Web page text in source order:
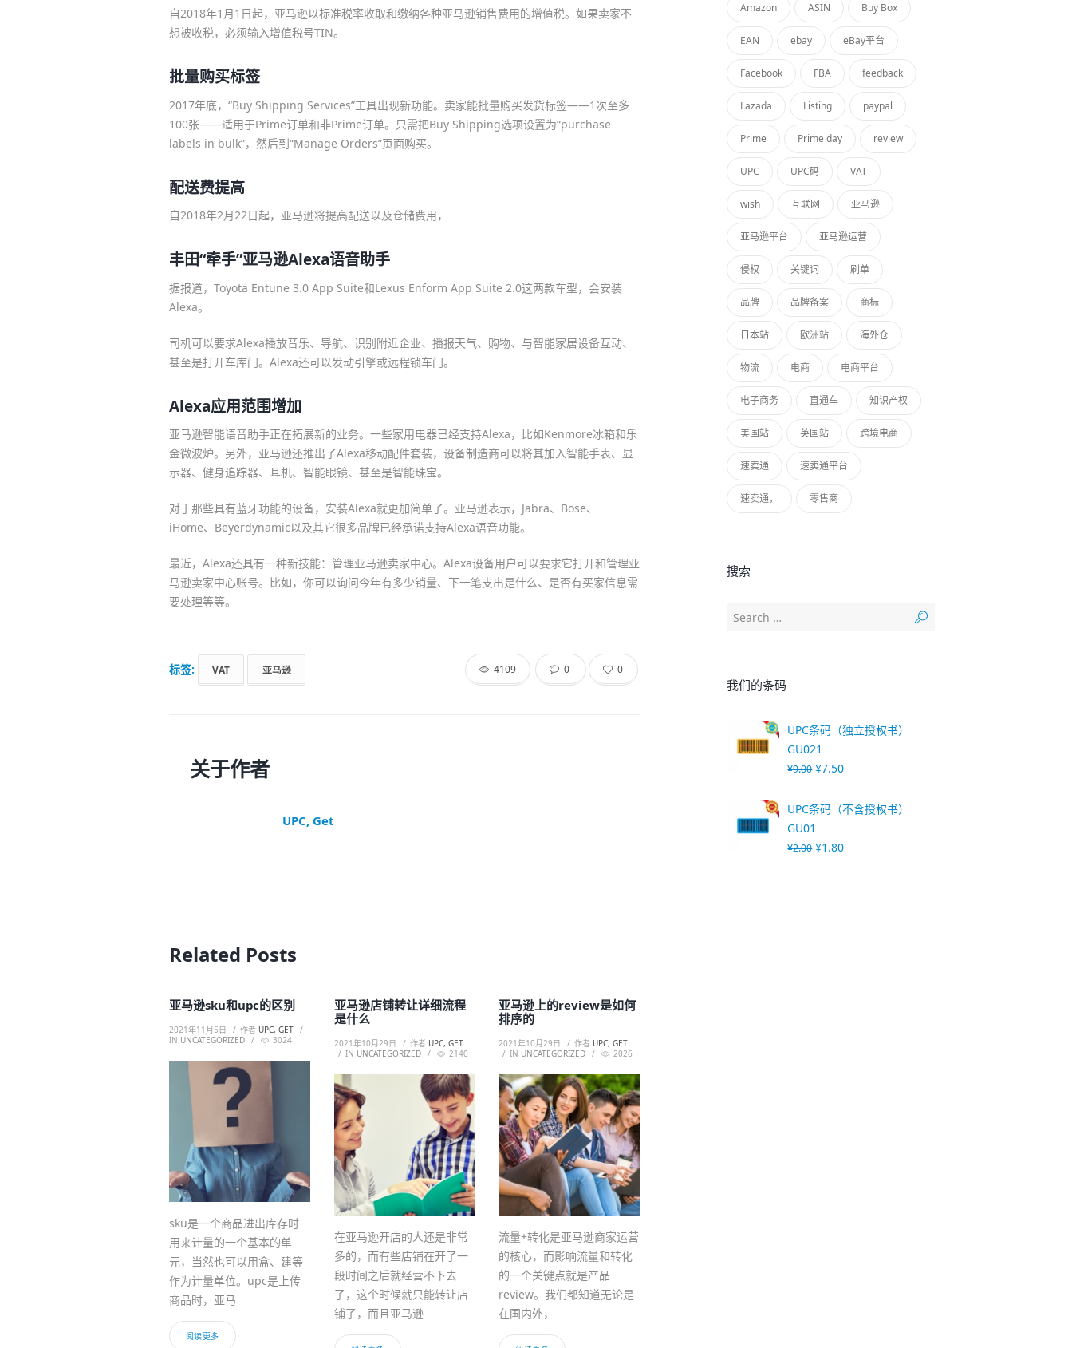
自2018年1月1日起，亚马逊以标准税率收取和缴纳各种亚马逊销售费用的增值税。如果卖家不
想被收税，必须输入增值税号TIN。
批量购买标签
2017年底，“Buy Shipping Services”工具出现新功能。卖家能批量购买发货标签——1次至多
100张——适用于Prime订单和非Prime订单。只需把Buy Shipping选项设置为“purchase
labels in bulk”，然后到“Manage Orders”页面购买。
配送费提高
自2018年2月22日起，亚马逊将提高配送以及仓储费用，
丰田“牵手”亚马逊Alexa语音助手
据报道，Toyota Entune 3.0 App Suite和Lexus Enform App Suite 2.0这两款车型，会安装
Alexa。
司机可以要求Alexa播放音乐、导航、识别附近企业、播报天气、购物、与智能家居设备互动、
甚至是打开车库门。Alexa还可以发动引擎或远程锁车门。
Alexa应用范围增加
亚马逊智能语音助手正在拓展新的业务。一些家用电器已经支持Alexa，比如Kenmore冰箱和乐
金微波炉。另外，亚马逊还推出了Alexa移动配件套装，设备制造商可以将其加入智能手表、显
示器、健身追踪器、耳机、智能眼镜、甚至是智能珠宝。
对于那些具有蓝牙功能的设备，安装Alexa就更加简单了。亚马逊表示，Jabra、Bose、
iHome、Beyerdynamic以及其它很多品牌已经承诺支持Alexa语音功能。
最近，Alexa还具有一种新技能：管理亚马逊卖家中心。Alexa设备用户可以要求它打开和管理亚
马逊卖家中心账号。比如，你可以询问今年有多少销量、下一笔支出是什么、是否有买家信息需
要处理等等。
标签: VAT 亚马逊 4109 0 0
关于作者
UPC, Get
Related Posts
亚马逊sku和upc的区别
2021年11月5日 作者 UPC, GET
IN UNCATEGORIZED 3024
sku是一个商品进出库存时
用来计量的一个基本的单
元，当然也可以用盒、建等
作为计量单位。upc是上传
商品时，亚马
阅读更多
亚马逊店铺转让详细流程
是什么
2021年10月29日 作者 UPC, GET
IN UNCATEGORIZED 2140
在亚马逊开店的人还是非常
多的，而有些店铺在开了一
段时间之后就经营不下去
了，这个时候就只能转让店
铺了，而且亚马逊
亚马逊上的review是如何
排序的
2021年10月29日 作者 UPC, GET
IN UNCATEGORIZED 2026
流量+转化是亚马逊商家运营
的核心，而影响流量和转化
的一个关键点就是产品
review。我们都知道无论是
在国内外，
Amazon ASIN Buy Box
EAN ebay eBay平台
Facebook FBA feedback
Lazada Listing paypal
Prime Prime day review
UPC UPC码 VAT
wish 互联网 亚马逊
亚马逊平台 亚马逊运营
侵权 关键词 刷单
品牌 品牌备案 商标
日本站 欧洲站 海外仓
物流 电商 电商平台
电子商务 直通车 知识产权
美国站 英国站 跨境电商
速卖通 速卖通平台
速卖通， 零售商
搜索
我们的条码
UPC条码（独立授权书）
GU021
¥9.00 ¥7.50
UPC条码（不含授权书）
GU01
¥2.00 ¥1.80